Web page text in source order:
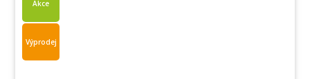
Akce
Výprodej